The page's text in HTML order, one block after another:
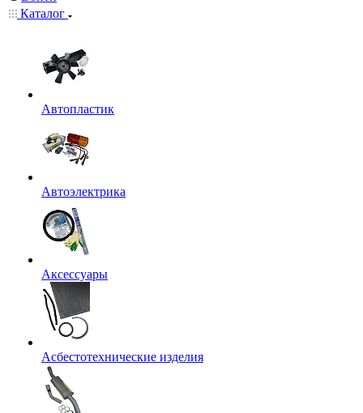
Каталог
Автопластик
Автоэлектрика
Аксессуары
Асбестотехнические изделия